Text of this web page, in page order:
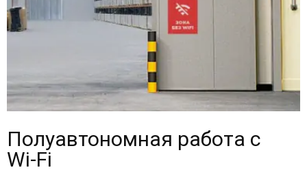
Полуавтономная работа с
Wi-Fi